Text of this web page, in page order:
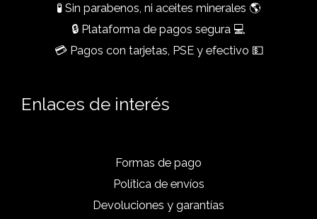
🧪 Sin parabenos, ni aceites minerales 🌎
🔒 Plataforma de pagos segura 💻
💳 Pagos con tarjetas, PSE y efectivo 💵
Enlaces de interés
Formas de pago
Política de envíos
Devoluciones y garantías